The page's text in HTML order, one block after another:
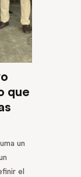
que
un
el